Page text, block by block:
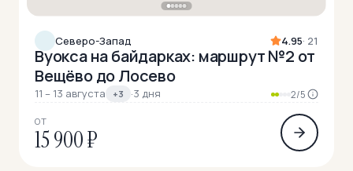
Северо-Запад 4.95· 21
Вуокса на байдарках: маршрут №2 от
Вещёво до Лосево
11 – 13 августа +3 ·3 дня 2/5
ОТ
15 900 ₽